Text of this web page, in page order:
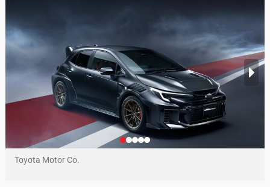
Toyota Motor Co.